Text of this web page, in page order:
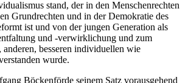
stand, der in den Menschenrechten
Grundrechten und in der Demokratie des
ist und von der jungen Generation als
und -verwirklichung und zum
besseren individuellen wie
wurde.
Böckenförde seinem Satz vorausgehend